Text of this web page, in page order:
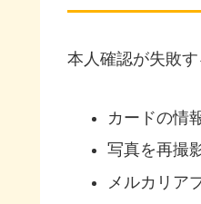
本人確認が失敗
カードの情
写真を再撮
メルカリア